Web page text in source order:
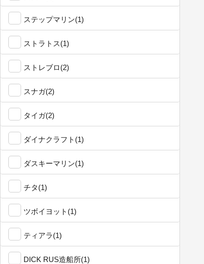
ステップマリン(1)
ストラトス(1)
ストレブロ(2)
スナガ(2)
タイガ(2)
ダイナクラフト(1)
ダスキーマリン(1)
チタ(1)
ツボイヨット(1)
ティアラ(1)
DICK RUS造船所(1)